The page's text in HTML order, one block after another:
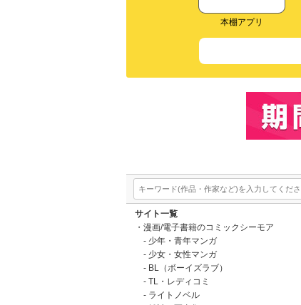
本棚アプリ
サイト一覧
漫画/電子書籍のコミックシーモア
少年・青年マンガ
少女・女性マンガ
BL（ボーイズラブ）
TL・レディコミ
ライトノベル